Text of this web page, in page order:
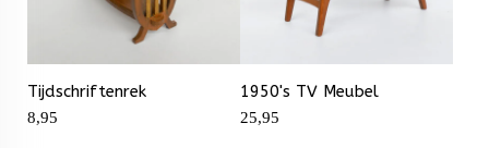
Tijdschriftenrek
8,95
1950's TV Meubel
25,95